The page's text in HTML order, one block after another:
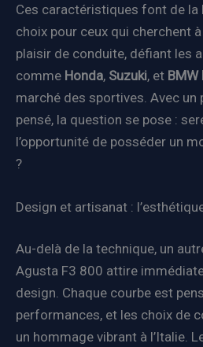
Ces caractéristiques font de la
choix pour ceux qui cherchent
plaisir de conduite, défiant les
comme Honda, Suzuki, et
marché des sportives. Avec un
pensé, la question se pose :
l’opportunité de posséder un
?
Design et artisanat :
Au-delà de la technique, un
Agusta F3 800 attire
design. Chaque courbe est
performances, et les choix de
un hommage vibrant à l’Italie.